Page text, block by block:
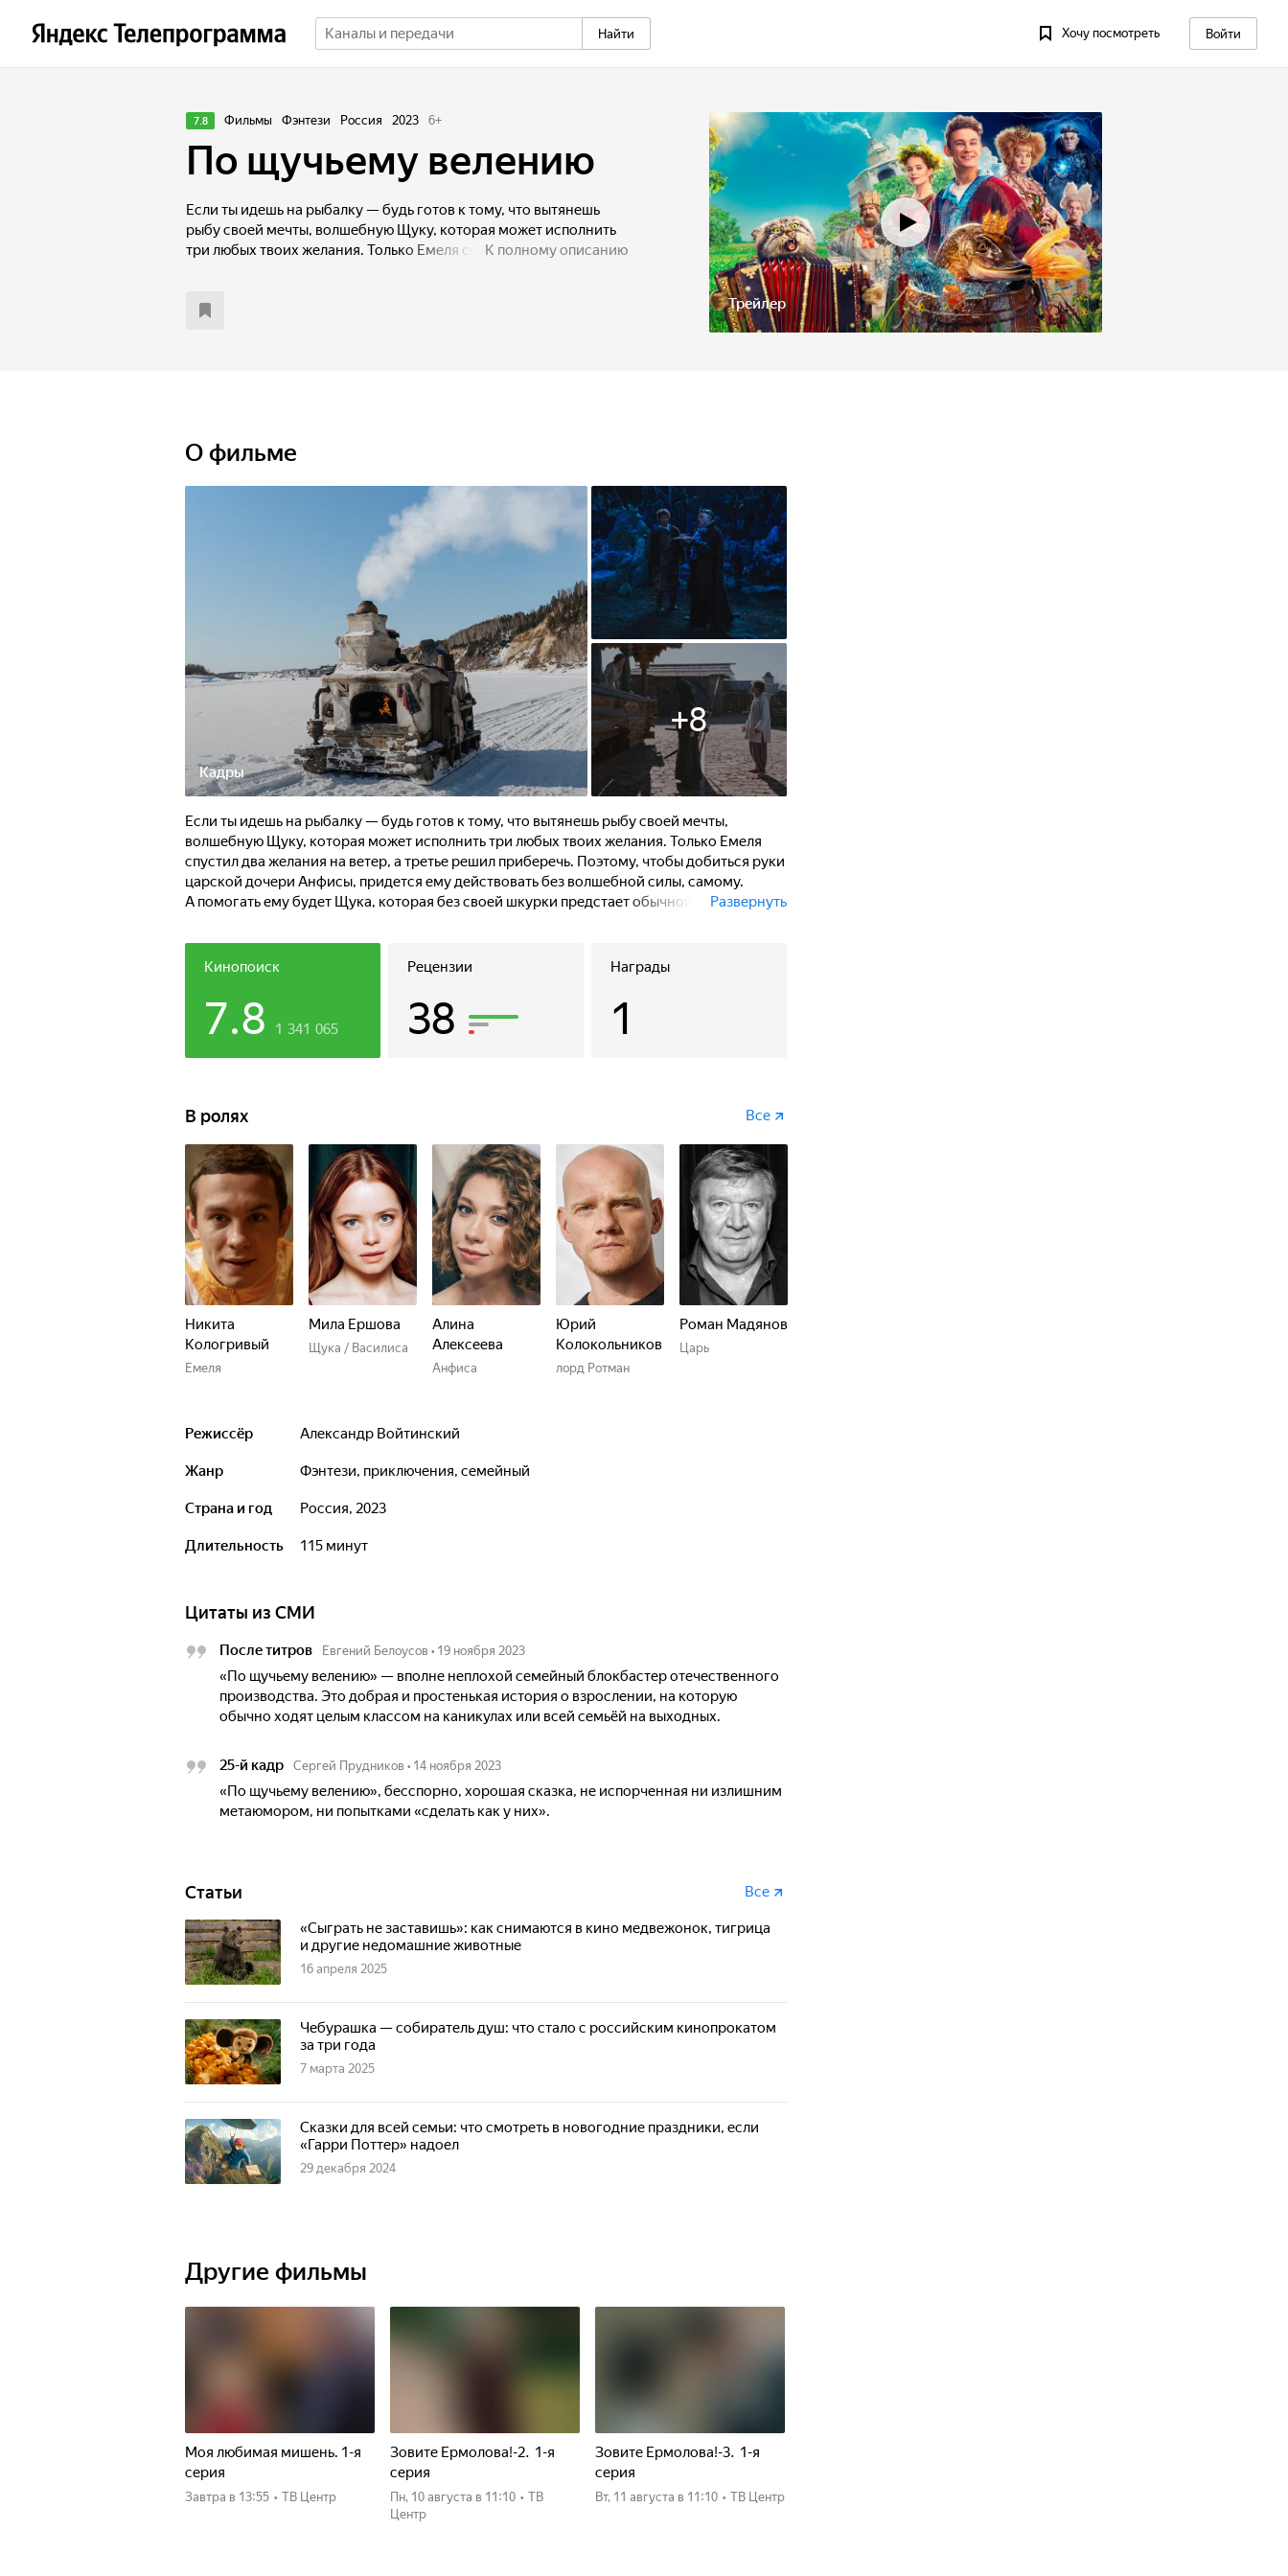
Найти Хочу посмотреть Войти
Трейлер
7.8 Фильмы Фэнтези Россия 2023 6+
По щучьему велению
Если ты идешь на рыбалку — будь готов к тому, что вытянешь
рыбу своей мечты, волшебную Щуку, которая может исполнить
три любых твоих желания. Только Емеля спустил два желания
без волшебной силы, самому. А помогать ему будет Щука,
К полному описанию
О фильме
Кадры
+8
Если ты идешь на рыбалку — будь готов к тому, что вытянешь рыбу своей мечты,
волшебную Щуку, которая может исполнить три любых твоих желания. Только Емеля
спустил два желания на ветер, а третье решил приберечь. Поэтому, чтобы добиться руки
царской дочери Анфисы, придется ему действовать без волшебной силы, самому.
А помогать ему будет Щука, которая без своей шкурки предстает обычной девушкой
Баюном, отправиться в мрачное царство Кощея и понять, что настоящее чудо — это
быть с тем, кого любишь.
Развернуть
Кинопоиск
7.8 1 341 065
Рецензии
38
Награды
1
В ролях Все
Никита
Кологривый
Емеля
Мила Ершова
Щука / Василиса
Алина
Алексеева
Анфиса
Юрий
Колокольников
лорд Ротман
Роман Мадянов
Царь
Режиссёр Александр Войтинский
Жанр фэнтези, приключения, семейный
Страна и год Россия, 2023
Длительность 115 минут
Цитаты из СМИ
После титров Евгений Белоусов • 19 ноября 2023
«По щучьему велению» — вполне неплохой семейный блокбастер отечественного
производства. Это добрая и простенькая история о взрослении, на которую
обычно ходят целым классом на каникулах или всей семьёй на выходных.
25-й кадр Сергей Прудников • 14 ноября 2023
«По щучьему велению», бесспорно, хорошая сказка, не испорченная ни излишним
метаюмором, ни попытками «сделать как у них».
Статьи Все
«Сыграть не заставишь»: как снимаются в кино медвежонок, тигрица
и другие недомашние животные
16 апреля 2025
Чебурашка — собиратель душ: что стало с российским кинопрокатом
за три года
7 марта 2025
Сказки для всей семьи: что смотреть в новогодние праздники, если
«Гарри Поттер» надоел
29 декабря 2024
Другие фильмы
Моя любимая мишень. 1-я
серия
Завтра в 13:55 • ТВ Центр
Зовите Ермолова!-2. 1-я
серия
пн, 10 августа в 11:10 • ТВ
Центр
Зовите Ермолова!-3. 1-я
серия
вт, 11 августа в 11:10 • ТВ Центр